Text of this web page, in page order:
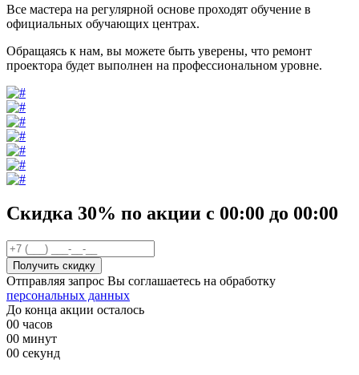
Все мастера на регулярной основе проходят обучение в
официальных обучающих центрах.
Обращаясь к нам, вы можете быть уверены, что ремонт
проектора будет выполнен на профессиональном уровне.
Скидка 30% по акции с 00:00 до 00:00
Отправляя запрос Вы соглашаетесь на обработку
персональных данных
До конца акции осталось
00 часов
00 минут
00 секунд